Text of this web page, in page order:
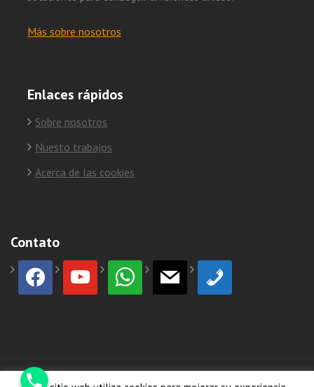
Más sobre nosotros
Enlaces rápidos
Sobre nosotros
Nuesto trabajos
Acerca de las cookies
Contato
facebook youtube whatsapp mail phone
Phone